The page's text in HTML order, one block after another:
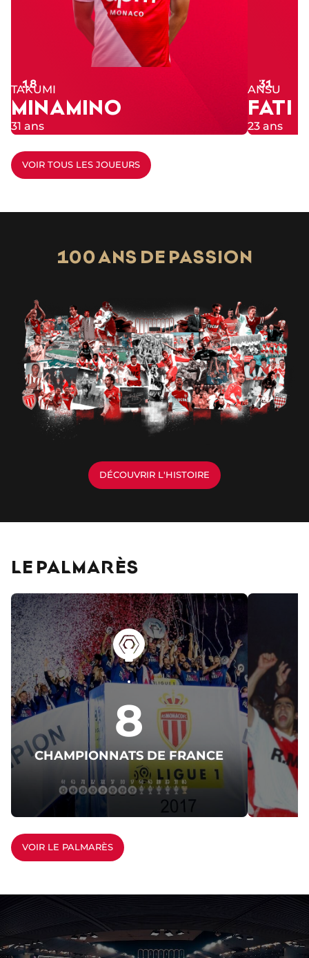
TAKUMI
MINAMINO
Numéro
18
31 ans
ANSU
FATI
Numéro
31
23 ans
VOIR TOUS LES JOUEURS
100 ANS DE PASSION
DÉCOUVRIR L'HISTOIRE
LE PALMARÈS
8
CHAMPIONNATS DE FRANCE
VOIR LE PALMARÈS